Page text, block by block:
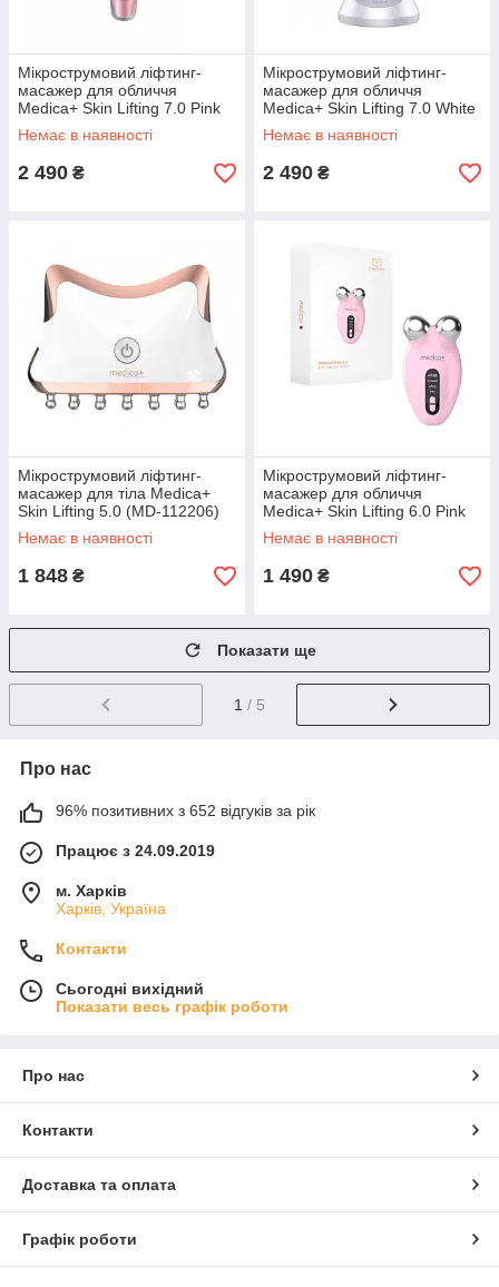
Мікрострумовий ліфтинг-
масажер для обличчя
Medica+ Skin Lifting 7.0 Pink
(MD-112205)
Немає в наявності
2 490 ₴
Мікрострумовий ліфтинг-
масажер для обличчя
Medica+ Skin Lifting 7.0 White
(MD-112204)
Немає в наявності
2 490 ₴
Мікрострумовий ліфтинг-
масажер для тіла Medica+
Skin Lifting 5.0 (MD-112206)
Немає в наявності
1 848 ₴
Мікрострумовий ліфтинг-
масажер для обличчя
Medica+ Skin Lifting 6.0 Pink
(MD-112237)
Немає в наявності
1 490 ₴
Показати ще
1 / 5
Про нас
96% позитивних з 652 відгуків за рік
Працює з 24.09.2019
м. Харків
Харків, Україна
Контакти
Сьогодні вихідний
Показати весь графік роботи
Про нас
Контакти
Доставка та оплата
Графік роботи